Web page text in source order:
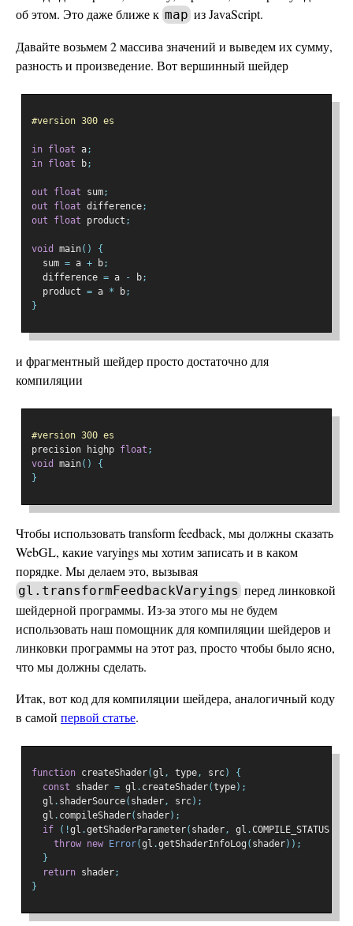
об этом. Это даже ближе к map из JavaScript.
Давайте возьмем 2 массива значений и выведем их сумму,
разность и произведение. Вот вершинный шейдер
#version 300 es
in float a;
in float b;
out float sum;
out
float difference;
out
float product ;
void main()
{
  sum
= a + b;
  difference
= a - b;
  product
= a * b;
}
и фрагментный шейдер просто достаточно для
компиляции
#version 300 es
precision highp float ;
void
main()
{
}
Чтобы использовать transform feedback, мы должны сказать
WebGL, какие varyings мы хотим записать и в каком
порядке. Мы делаем это, вызывая
gl.transformFeedbackVaryings перед линковкой
шейдерной программы. Из-за этого мы не будем
использовать наш помощник для компиляции шейдеров и
линковки программы на этот раз, просто чтобы было ясно,
что мы должны сделать.
Итак, вот код для компиляции шейдера, аналогичный коду
в самой первой статье.
function createShader(gl , type, src)
{
const shader = gl . createShader(type);
  gl
. shaderSource( shader, src);
  gl
. compileShader( shader);
if
(!gl .getShaderParameter( shader, gl .COMPILE_STATUS
throw new Error(gl .getShaderInfoLog ( shader));
}
return shader;
}